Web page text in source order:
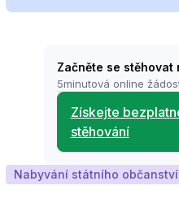
Začněte se stěhovat
5minutová online
Získejte
stěhování
Nabyvání státního občanství